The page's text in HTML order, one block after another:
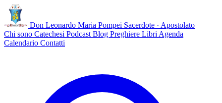
Don Leonardo Maria Pompei Sacerdote · Apostolato
Chi sono Catechesi Podcast Blog Preghiere Libri Agenda
Calendario Contatti